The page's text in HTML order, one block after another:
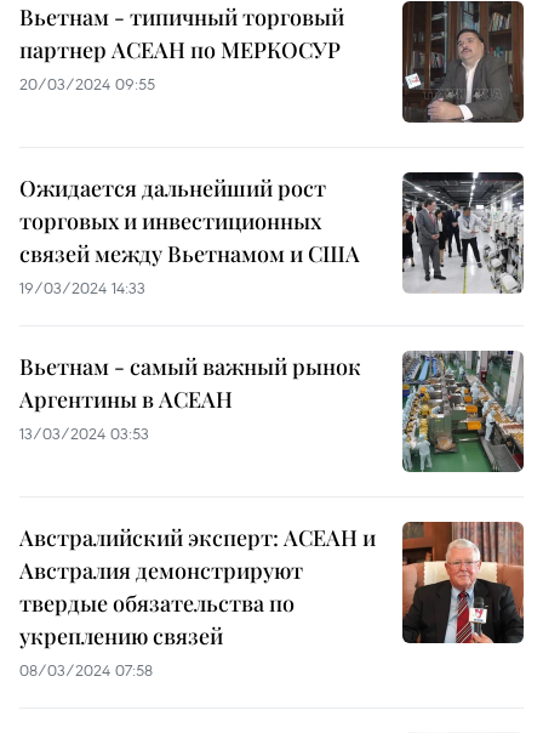
Вьетнам - типичный торговый
партнер АСЕАН по МЕРКОСУР
20/03/2024 09:55
Ожидается дальнейший рост
торговых и инвестиционных
связей между Вьетнамом и США
19/03/2024 14:33
Вьетнам - самый важный рынок
Аргентины в АСЕАН
13/03/2024 03:53
Австралийский эксперт: АСЕАН и
Австралия демонстрируют
твердые обязательства по
укреплению связей
08/03/2024 07:58